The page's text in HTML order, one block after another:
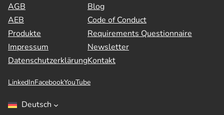
AGB
AEB
Produkte
Impressum
Datenschutzerklärung
Blog
Code of Conduct
Requirements Questionnaire
Newsletter
Kontakt
LinkedInFacebookYouTube
Deutsch